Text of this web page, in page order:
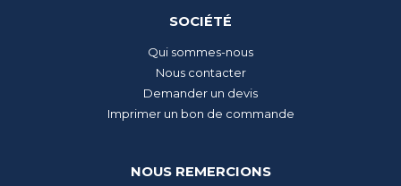
SOCIÉTÉ
Qui sommes-nous
Nous contacter
Demander un devis
Imprimer un bon de commande
NOUS REMERCIONS